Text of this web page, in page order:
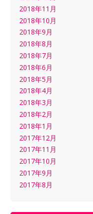
2018年11月
2018年10月
2018年9月
2018年8月
2018年7月
2018年6月
2018年5月
2018年4月
2018年3月
2018年2月
2018年1月
2017年12月
2017年11月
2017年10月
2017年9月
2017年8月